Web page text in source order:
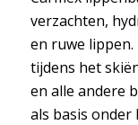
verzachten,
en ruwe
tijdens het
en alle andere
als basis onder